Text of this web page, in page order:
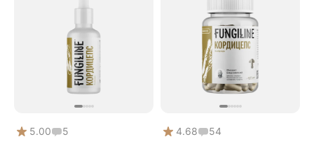
Либидо
Лимонник китайский
Майтаке
Мужское здоровье
Наборы
5.00 5 4.68 54